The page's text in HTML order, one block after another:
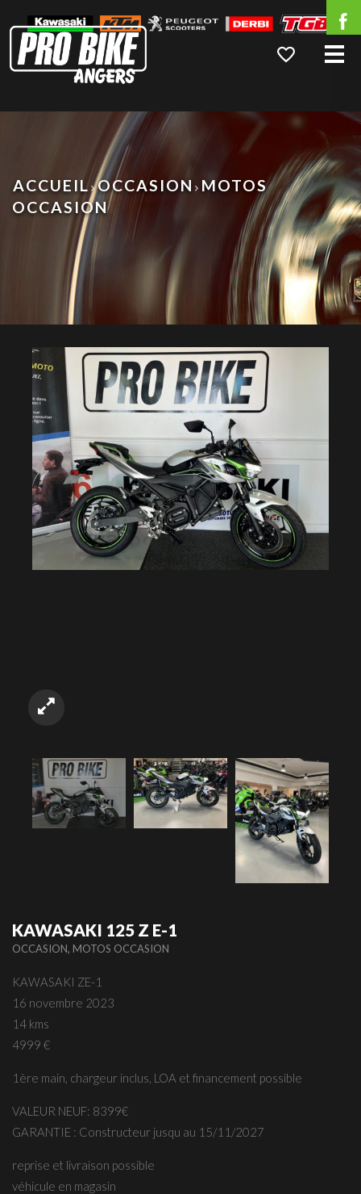
ACCUEIL OCCASION
MOTOS
OCCASION
KAWASAKI 125 Z E-1
OCCASION, MOTOS OCCASION
KAWASAKI ZE-1
16 novembre 2023
14 kms
4999 €
1ère main, chargeur inclus, LOA et financement possible
VALEUR NEUF: 8399€
GARANTIE : Constructeur jusqu au 15/11/2027
reprise et livraison possible
véhicule en magasin